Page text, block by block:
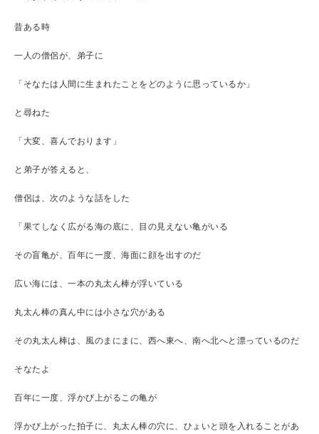
昔ある時
一人の僧侶が、弟子に
「そなたは人間に生まれたことをどのように思っているか」
と尋ねた
「大変、喜んでおります」
と弟子が答えると、
僧侶は、次のような話をした
「果てしなく広がる海の底に、目の見えない亀がいる
その盲亀が、百年に一度、海面に顔を出すのだ
広い海には、一本の丸太ん棒が浮いている
丸太ん棒の真ん中には小さな穴がある
その丸太ん棒は、風のまにまに、西へ東へ、南へ北へと漂っているのだ
そなたよ
百年に一度、浮かび上がるこの亀が
浮かび上がった拍子に、丸太ん棒の穴に、ひょいと頭を入れることがあ